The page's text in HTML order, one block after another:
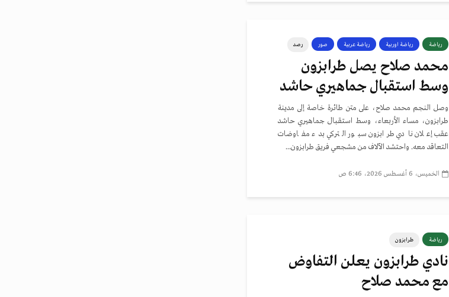
رياضة رياضة اوربية رياضة عربية صور رصد
محمد صلاح يصل طرابزون
وسط استقبال جماهيري حاشد
وصل النجم محمد صلاح، على متن طائرة خاصة إلى مدينة
طرابزون، مساء الأربعاء، وسط استقبال جماهيري حاشد
عقب إعلان نادي طرابزون سبور التركي بدء مفاوضات
التعاقد معه. واحتشد الآلاف من مشجعي فريق طرابزون...
الخميس، 6 أغسطس 2026، 6:46 ص
رياضة طرابزون
نادي طرابزون يعلن التفاوض
مع محمد صلاح